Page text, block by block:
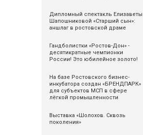
Дипломный спектакль Елизаветы
Шапошниковой «Старший сын»:
аншлаг в ростовской драме
Гандболистки «Ростов-Дон» -
десятикратные чемпионки
России! Это юбилейное золото!
На базе Ростовского бизнес-
инкубатора создан «БРЕНДПАРК»
для субъектов МСП в сфере
лёгкой промышленности
Выставка «Шолохов. Сквозь
поколения»